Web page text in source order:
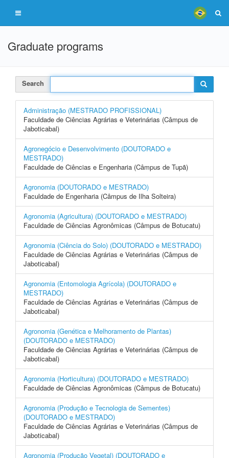
Graduate programs
Search
Administração (MESTRADO PROFISSIONAL)
Faculdade de Ciências Agrárias e Veterinárias (Câmpus de
Jaboticabal)
Agronegócio e Desenvolvimento (DOUTORADO e
MESTRADO)
Faculdade de Ciências e Engenharia (Câmpus de Tupã)
Agronomia (DOUTORADO e MESTRADO)
Faculdade de Engenharia (Câmpus de Ilha Solteira)
Agronomia (Agricultura) (DOUTORADO e MESTRADO)
Faculdade de Ciências Agronômicas (Câmpus de Botucatu)
Agronomia (Ciência do Solo) (DOUTORADO e MESTRADO)
Faculdade de Ciências Agrárias e Veterinárias (Câmpus de
Jaboticabal)
Agronomia (Entomologia Agrícola) (DOUTORADO e
MESTRADO)
Faculdade de Ciências Agrárias e Veterinárias (Câmpus de
Jaboticabal)
Agronomia (Genética e Melhoramento de Plantas)
(DOUTORADO e MESTRADO)
Faculdade de Ciências Agrárias e Veterinárias (Câmpus de
Jaboticabal)
Agronomia (Horticultura) (DOUTORADO e MESTRADO)
Faculdade de Ciências Agronômicas (Câmpus de Botucatu)
Agronomia (Produção e Tecnologia de Sementes)
(DOUTORADO e MESTRADO)
Faculdade de Ciências Agrárias e Veterinárias (Câmpus de
Jaboticabal)
Agronomia (Produção Vegetal) (DOUTORADO e